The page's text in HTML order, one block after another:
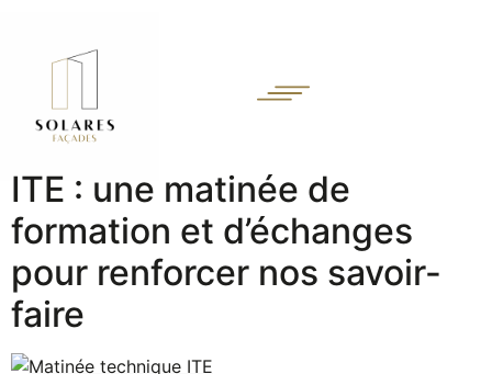
ITE : une matinée de
formation et d’échanges
pour renforcer nos savoir-
faire